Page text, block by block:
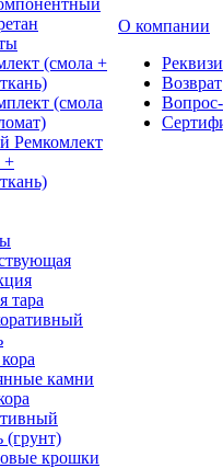
(смола +
(смола
Ремкомлект
+
тара
камни
(грунт)
крошки
О компании
Возврат